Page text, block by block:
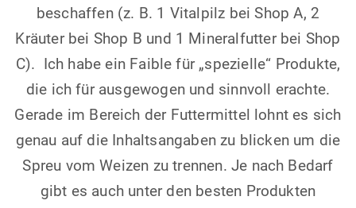
beschaffen (z. B. 1 Vitalpilz bei Shop A, 2
Kräuter bei Shop B und 1 Mineralfutter bei Shop
C). Ich habe ein Faible für „spezielle“ Produkte,
die ich für ausgewogen und sinnvoll erachte.
Gerade im Bereich der Futtermittel lohnt es sich
genau auf die Inhaltsangaben zu blicken um die
Spreu vom Weizen zu trennen. Je nach Bedarf
gibt es auch unter den besten Produkten